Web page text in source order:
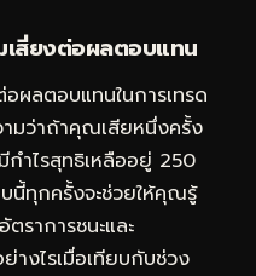
เสี่ยงต่อผลตอบแทน
อผลตอบแทนในการเทรด
มว่าถ้าคุณเสียหนึ่งครั้ง
ำไรสุทธิเหลืออยู่ 250
นี้ทุกครั้งจะช่วยให้คุณรู้
ราการชนะและ
างไรเมื่อเทียบกับช่วง